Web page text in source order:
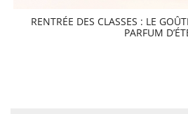
RENTRÉE DES CLASSES : LE
PARFUM